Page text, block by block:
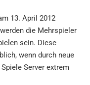
13. April 2012
die Mehrspieler
sein. Diese
wenn durch neue
Server extrem